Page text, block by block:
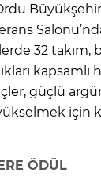
32 takım,
kapsamlı
güçlü
için
ÖDÜL